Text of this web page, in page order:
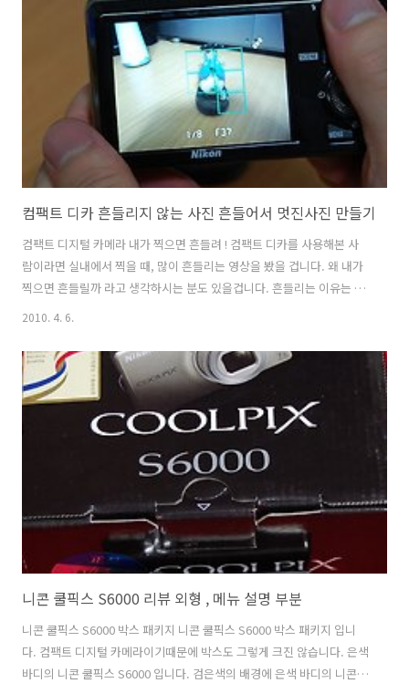
서는 니콘 쿨픽스 S6000 으로 찍어둔 사진들을 올려볼까합니다. 모두
Crop 과 리사이즈만 했으며, 보정을 따로 하진 않았습니다. 처음 찍은 느
낌 그대로 전달하기 위해서입니다. 니콘 쿨픽스 S6000 과 함께한 시간들
컴팩트 디카 흔들리지 않는 사진 흔들어서 멋진사진 만들기
컴팩트 디지털 카메라 내가 찍으면 흔들려 ! 컴팩트 디카를 사용해본 사
람이라면 실내에서 찍을 때, 많이 흔들리는 영상을 봤을 겁니다. 왜 내가
찍으면 흔들릴까 라고 생각하시는 분도 있을겁니다. 흔들리는 이유는 셔
터스피드가 확보되지 않아서 입니다. 흔들리지 않는 사진을 찍는 방법에
반셔터를 눌러보았습니다. 1/8 초가 나옵니다. 이정도 셔터스피드라면,
버튼을 누를 때 힘조절을 못하면 위 아래 또는 좌우로 흔들리는 사진이
찍히게 됩니다. ISO 를 올려서 찍을 수 도 있겠지만, 그러면 노이즈도 같
이 올라가겠죠. 플래시를 터뜨리면 된다고 말할 수 있지만, 플래시를 터
뜨리면, 광량이 스트로보 등을 쓴것보다는 부족하기에 빛이 닿는 부분은
2010. 4. 6.
니콘 쿨픽스 S6000 리뷰 외형 , 메뉴 설명 부분
니콘 쿨픽스 S6000 박스 패키지 니콘 쿨픽스 S6000 박스 패키지 입니
다. 컴팩트 디지털 카메라이기때문에 박스도 그렇게 크진 않습니다. 은색
바디의 니콘 쿨픽스 S6000 입니다. 검은색의 배경에 은색 바디의 니콘